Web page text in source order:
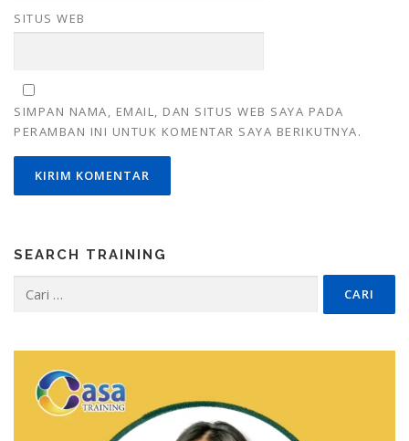
SITUS WEB
SIMPAN NAMA, EMAIL, DAN SITUS WEB SAYA PADA
PERAMBAN INI UNTUK KOMENTAR SAYA BERIKUTNYA.
SEARCH TRAINING
untuk: